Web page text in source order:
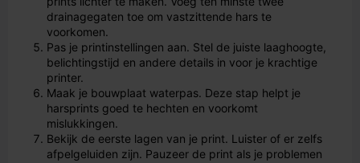
drainagegaten toe om vastzittende hars te
voorkomen.
Pas je printinstellingen aan. Stel de juiste laaghoogte,
belichtingstijd en andere details in voor je krachtige
printer.
Maak je bouwplaat waterpas. Deze stap helpt je
harsprints goed te hechten en voorkomt
mislukkingen.
Bekijk de eerste lagen van je print. Luister of er zelfs
afpelgeluiden zijn. Pauzeer de print als je problemen